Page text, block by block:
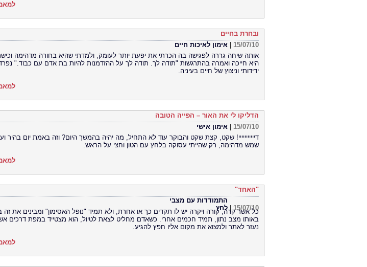
ובחרת בחיים
15/07/10
אימון לאיכות חיים
אותה שיחה גררה לפגישה בה הכרתי את יפעת יותר לעומק, ולמדתי שהיא בחורה מדהימה
היא חייכה ואמרה בהתרגשות "תודה לך. תודה לך על ההזדמנות להיות בת אדם עם כבוד."
ידידותי וניצוץ של חיים בעיניה.
הדליקו לי את האור – הפייה הטובה
15/07/10
אימון אישי
דייייייייייי! שקט, קצת שקט והבוקר עוד לא התחיל, מה יהיה בהמשך היום? וזה באמת יום בהיר
שמש מדהימה, רק שהייתי עסוקה בלחץ עם הטון וחצי על הראש.
"האחד"
15/07/10
|
התמודדות עם מצבי
לחץ
כל אשר קרה, קורה ויקרה יש לו תקדים כך או אחרת, ולא תמיד "נופל האסימון" ומבינים את זה
באותו מצב נתון, תמיד חכמים אחרי. כשאדם מחליט לצאת לטיול, הוא מצטייד במפת דרכים
נעזר לאתר ולמצוא את מקום אליו חפץ להגיע.